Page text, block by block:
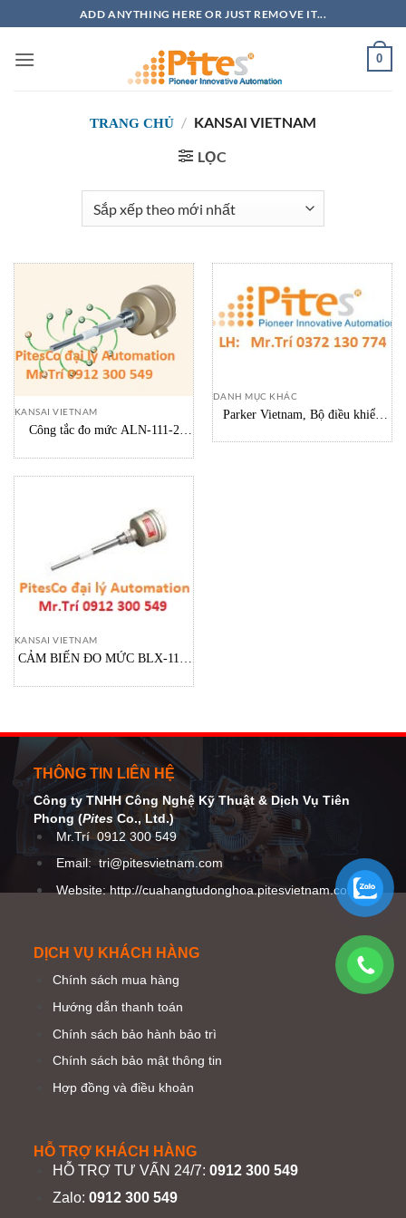
qua
nội
ADD ANYTHING HERE OR JUST REMOVE IT...
0
TRANG CHỦ / KANSAI VIETNAM
LỌC
KANSAI VIETNAM
Công tắc đo mức ALN-111-2
Level Switch
DANH MỤC KHÁC
Parker Vietnam, Bộ điều khiển
KANSAI VIETNAM
CẢM BIẾN ĐO MỨC BLX-111-
VIETNAM
THÔNG TIN LIÊN HỆ
Công ty TNHH Công Nghệ Kỹ Thuật& Dịch Vụ Tiên
Phong (Pites Co., Ltd.)
Mr.Trí 0912 300 549
Email:tri@pitesvietnam.com
Website: http://cuahangtudonghoa.pitesvietnam.com/
DỊCH VỤ KHÁCH HÀNG
Chính sách mua hàng
Hướng dẫn thanh toán
Chính sách bảo hành bảo trì
Chính sách bảo mật thông tin
Hợp đồng và điều khoản
HỖ TRỢ KHÁCH HÀNG
HỖ TRỢ TƯ VẤN 24/7:0912 300 549
Zalo:0912 300 549